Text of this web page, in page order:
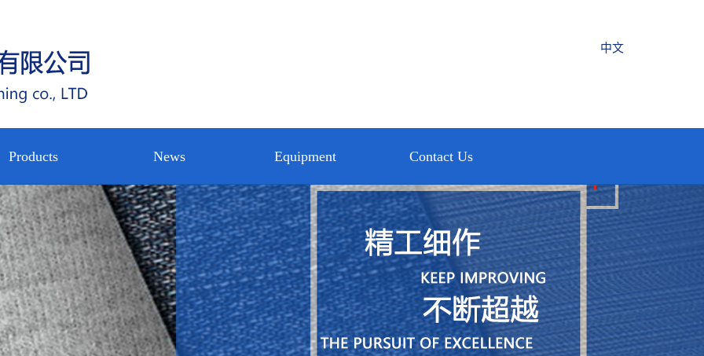
中文
Products
jet
loomknitted
shirt
rolling
woven
woven
News
行业新闻
技术中心
Equipment
设备展示
公司内景
Contact Us